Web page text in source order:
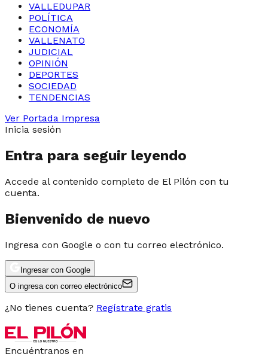
VALLEDUPAR
POLÍTICA
ECONOMÍA
VALLENATO
JUDICIAL
OPINIÓN
DEPORTES
SOCIEDAD
TENDENCIAS
Ver Portada Impresa
Inicia sesión
Entra para seguir leyendo
Accede al contenido completo de El Pilón con tu
cuenta.
Bienvenido de nuevo
Ingresa con Google o con tu correo electrónico.
Ingresar con Google
O ingresa con correo electrónico
¿No tienes cuenta? Regístrate gratis
Encuéntranos en